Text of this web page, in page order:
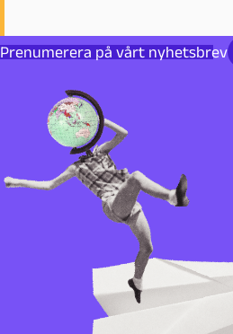
Prenumerera på vårt nyhetsbrev